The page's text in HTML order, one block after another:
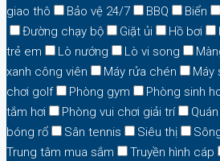
giao thô
Bảo vệ 24/7 BBQ Biển
Đường chạy bộ
Giặt ủi Hồ bơi
trẻ em
Lò nướng Lò vi song
xanh công viên
Máy rửa chén Máy
chơi golf
Phòng gym Phòng sinh
tắm hơi
Phòng vui chơi giải trí
bóng rổ
Sân tennis Siêu thị
Trung tâm mua sắm
Truyền hình cáp